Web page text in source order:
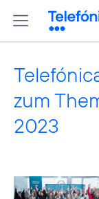
zum
2023